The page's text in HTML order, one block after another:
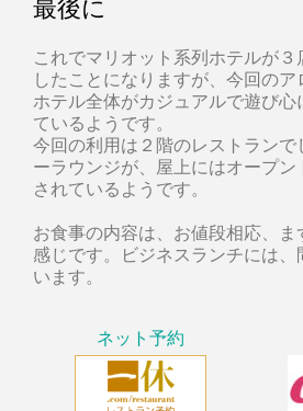
最後に
これでマリオット系列ホテルが
したことになりますが、今回のア
ホテル全体がカジュアルで遊び心
ているようです。
今回の利用は２階のレストラン
ーラウンジが、屋上にはオープ
されているようです。
お食事の内容は、お値段相応、ま
感じです。ビジネスランチには、
います。
ネット予約